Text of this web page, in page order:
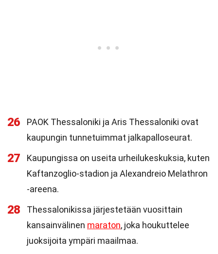
26
PAOK Thessaloniki ja Aris Thessaloniki ovat
kaupungin tunnetuimmat jalkapalloseurat.
27
Kaupungissa on useita urheilukeskuksia, kuten
Kaftanzoglio-stadion ja Alexandreio Melathron
-areena.
28
Thessalonikissa järjestetään vuosittain
kansainvälinen maraton, joka houkuttelee
juoksijoita ympäri maailmaa.